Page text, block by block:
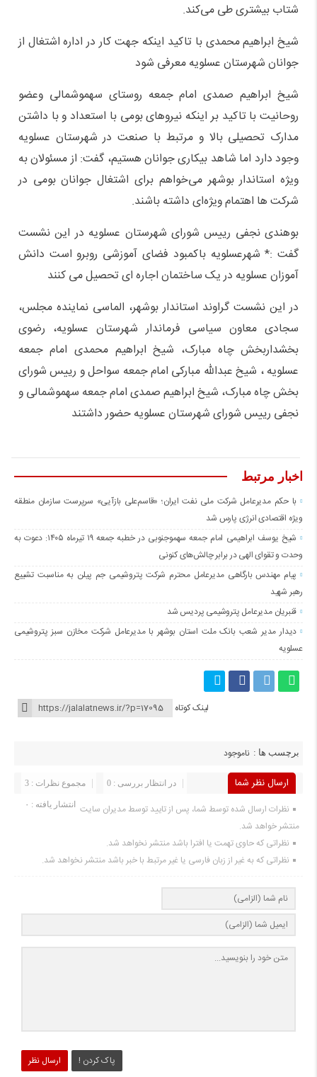
شتاب بیشتری طی می‌کند.
شیخ ابراهیم محمدی با تاکید اینکه جهت کار در اداره اشتغال از
جوانان شهرستان عسلویه معرفی شود
شیخ ابراهیم صمدی امام جمعه روستای سهموشمالی وعضو
روحانیت با تاکید بر اینکه نیروهای بومی با استعداد و با داشتن
مدارک تحصیلی بالا و مرتبط با صنعت در شهرستان عسلویه
وجود دارد اما شاهد بیکاری جوانان هستیم، گفت: از مسئولان به
ویژه استاندار بوشهر می‌خواهم برای اشتغال جوانان بومی در
شرکت ها اهتمام ویژه‌ای داشته باشند.
بوهندی نجفی رییس شورای شهرستان عسلویه در این نشست
گفت :* شهرعسلویه باکمبود فضای آموزشی روبرو است دانش
آموزان عسلویه در یک ساختمان اجاره ای تحصیل می کنند
در این نشست گراوند استاندار بوشهر، الماسی نماینده مجلس،
سجادی معاون سیاسی فرماندار شهرستان عسلویه، رضوی
بخشداربخش چاه مبارک، شیخ ابراهیم محمدی امام جمعه
عسلویه ، شیخ عبدالله مبارکی امام جمعه سواحل و رییس شورای
بخش چاه مبارک، شیخ ابراهیم صمدی امام جمعه سهموشمالی و
نجفی رییس شورای شهرستان عسلویه حضور داشتند
اخبار مرتبط
با حکم مدیرعامل شرکت ملی نفت ایران؛ «قاسم‌علی بازآیی» سرپرست سازمان منطقه
ویژه اقتصادی انرژی پارس شد
شیخ یوسف ابراهیمی امام جمعه سهموجنوبی در خطبه جمعه ۱۹ تیرماه ۱۴۰۵: دعوت به
وحدت و تقوای الهی در برابر چالش‌های کنونی
پیام‌ مهندس بارگاهی مدیرعامل محترم شرکت پتروشیمی جم پیلن به مناسبت تشییع
رهبر شهید
قنبریان مدیرعامل پتروشیمی پردیس شد
دیدار مدیر شعب بانک ملت استان بوشهر با مدیرعامل شرکت مخازن سبز پتروشیمی
عسلویه
لینک کوتاه
برچسب ها : ناموجود
ارسال نظر شما مجموع نظرات : 3 در انتظار بررسی : 0
انتشار یافته : ۰
نظرات ارسال شده توسط شما، پس از تایید توسط مدیران سایت
منتشر خواهد شد.
نظراتی که حاوی تهمت یا افترا باشد منتشر نخواهد شد.
نظراتی که به غیر از زبان فارسی یا غیر مرتبط با خبر باشد منتشر نخواهد شد.
ارسال نظر پاک کردن !